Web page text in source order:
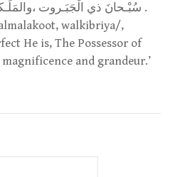
سُبْـحانَ ذي الْجَبَـروت
walkibriya/,
He is, The Possessor of
and grandeur.’